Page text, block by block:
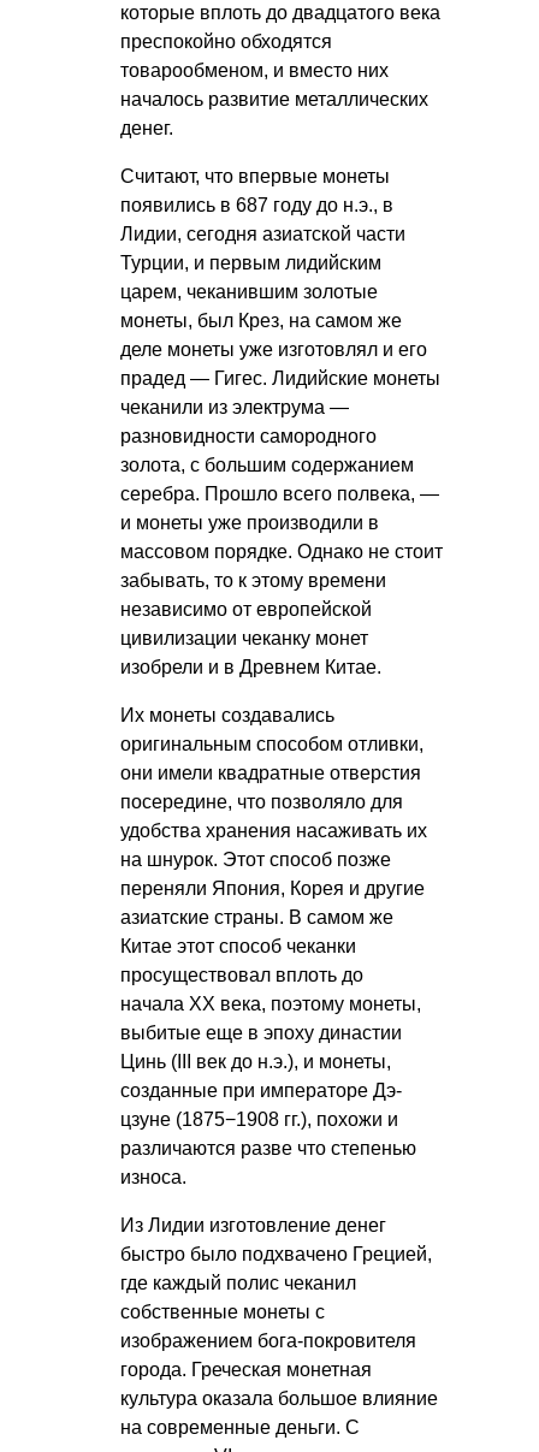
которые вплоть до двадцатого века
преспокойно обходятся
товарообменом, и вместо них
началось развитие металлических
денег.
Считают, что впервые монеты
появились в 687 году до н.э., в
Лидии, сегодня азиатской части
Турции, и первым лидийским
царем, чеканившим золотые
монеты, был Крез, на самом же
деле монеты уже изготовлял и его
прадед — Гигес. Лидийские монеты
чеканили из электрума —
разновидности самородного
золота, с большим содержанием
серебра. Прошло всего полвека, —
и монеты уже производили в
массовом порядке. Однако не стоит
забывать, то к этому времени
независимо от европейской
цивилизации чеканку монет
изобрели и в Древнем Китае.
Их монеты создавались
оригинальным способом отливки,
они имели квадратные отверстия
посередине, что позволяло для
удобства хранения насаживать их
на шнурок. Этот способ позже
переняли Япония, Корея и другие
азиатские страны. В самом же
Китае этот способ чеканки
просуществовал вплоть до
начала XX века, поэтому монеты,
выбитые еще в эпоху династии
Цинь (III век до н.э.), и монеты,
созданные при императоре Дэ-
цзуне (1875−1908 гг.), похожи и
различаются разве что степенью
износа.
Из Лидии изготовление денег
быстро было подхвачено Грецией,
где каждый полис чеканил
собственные монеты с
изображением бога-покровителя
города. Греческая монетная
культура оказала большое влияние
на современные деньги. С